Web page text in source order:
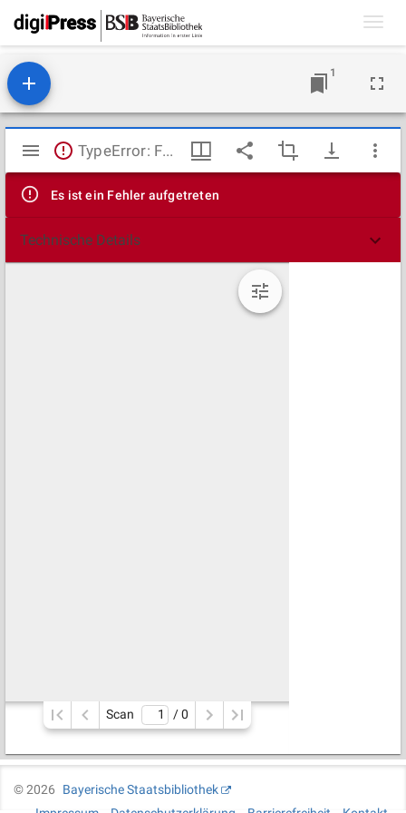
1
Mirador
Viewer
TypeError: Failed to fetch
Es ist ein Fehler aufgetreten
Technische Details
Scan / 0
©2026
Bayerische Staatsbibliothek